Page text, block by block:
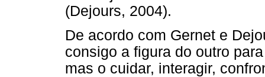
(Dejours, 2004).
De acordo com Gernet e
consigo a figura do outro
mas o cuidar, interagir,